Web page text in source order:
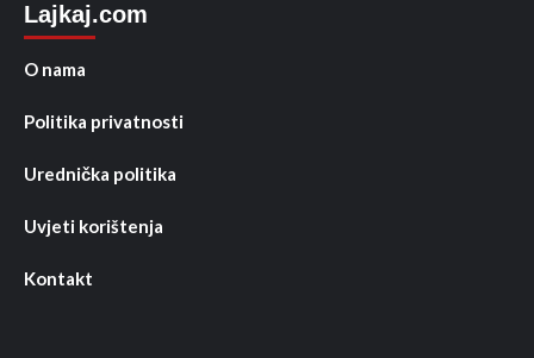
Lajkaj.com
O nama
Politika privatnosti
Urednička politika
Uvjeti korištenja
Kontakt